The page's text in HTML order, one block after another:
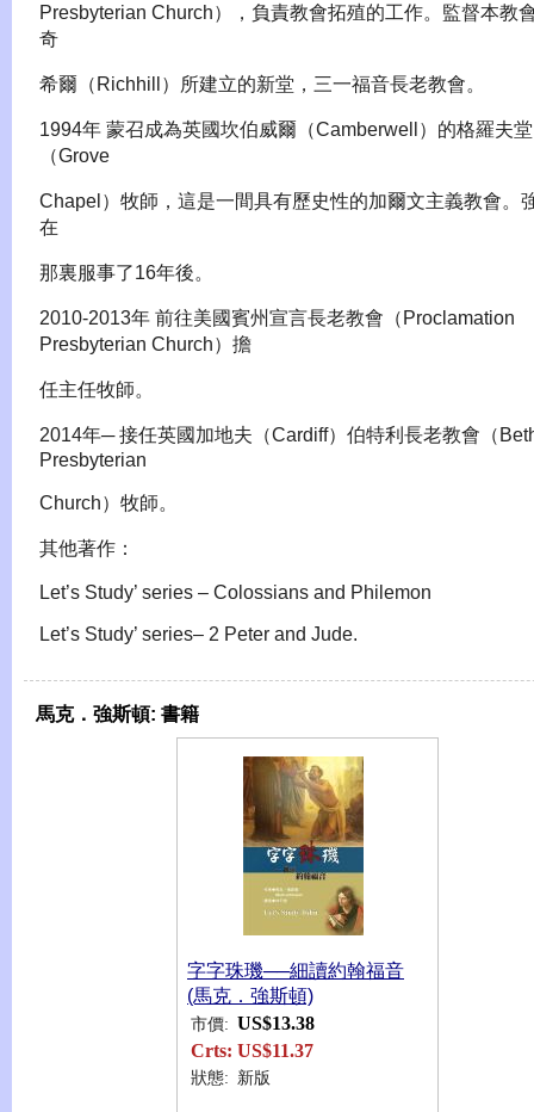
Presbyterian Church），負責教會拓殖的工作。監督本教
奇
希爾（Richhill）所建立的新堂，三一福音長老教會。
1994年 蒙召成為英國坎伯威爾（Camberwell）的格羅夫堂
（Grove
Chapel）牧師，這是一間具有歷史性的加爾文主義教會。
在
那裏服事了16年後。
2010-2013年 前往美國賓州宣言長老教會（Proclamation
Presbyterian Church）擔
任主任牧師。
2014年─ 接任英國加地夫（Cardiff）伯特利長老教會（
Presbyterian
Church）牧師。
其他著作：
Let’s Study’ series – Colossians and Philemon
Let’s Study’ series– 2 Peter and Jude.
馬克．強斯頓: 書籍
字字珠璣──細讀約翰福音
(馬克．強斯頓)
市價: US$13.38
Crts: US$11.37
狀態: 新版